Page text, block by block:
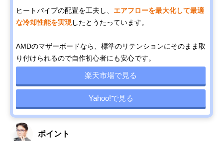
ヒートパイプの配置を工夫し、 エアフローを最大化して最適
な冷却性能を実現したとうたっています。
AMDのマザーボードなら、標準のリテンションにそのまま取
り付けられるので自作初心者にも安心です。
楽天市場で見る
Yahoo!で見る
ポイント